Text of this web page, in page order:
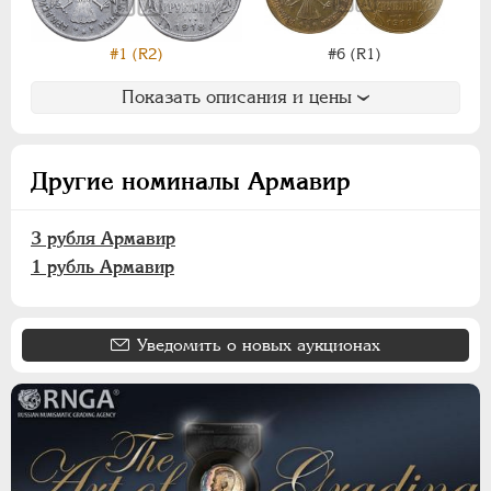
#1 (R2) #6 (R1)
Показать описания и цены
Другие номиналы Армавир
3 рубля Армавир
1 рубль Армавир
Уведомить о новых аукционах